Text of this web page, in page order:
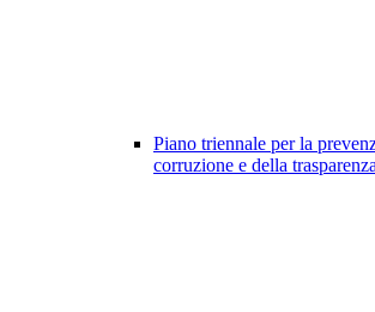
Piano triennale per la
corruzione e della trasparenza